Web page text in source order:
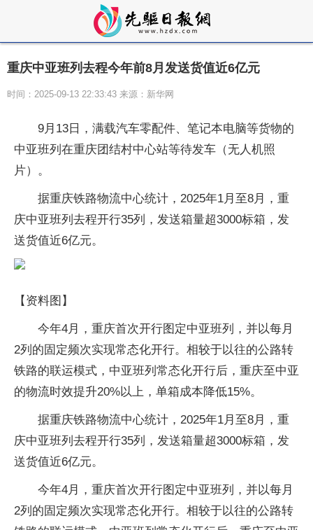
重庆中亚班列去程今年前8月发送货值近6亿元
时间：2025-09-13 22:33:43 来源：新华网
9月13日，满载汽车零配件、笔记本电脑等货物的
中亚班列在重庆团结村中心站等待发车（无人机照
片）。
据重庆铁路物流中心统计，2025年1月至8月，重
庆中亚班列去程开行35列，发送箱量超3000标箱，发
送货值近6亿元。
【资料图】
今年4月，重庆首次开行图定中亚班列，并以每月
2列的固定频次实现常态化开行。相较于以往的公路转
铁路的联运模式，中亚班列常态化开行后，重庆至中亚
的物流时效提升20%以上，单箱成本降低15%。
据重庆铁路物流中心统计，2025年1月至8月，重
庆中亚班列去程开行35列，发送箱量超3000标箱，发
送货值近6亿元。
今年4月，重庆首次开行图定中亚班列，并以每月
2列的固定频次实现常态化开行。相较于以往的公路转